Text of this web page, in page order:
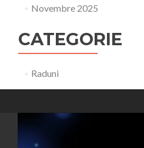
Novembre 2025
CATEGORIE
Raduni